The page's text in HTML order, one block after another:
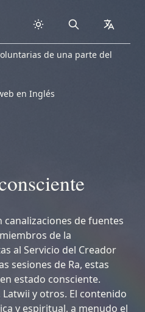
Search
de una parte del
en Inglés
canalizaciones de fuentes
de la
al Servicio del Creador
sesiones de Ra, estas
estado consciente.
y otros. El contenido
y espiritual, a menudo el